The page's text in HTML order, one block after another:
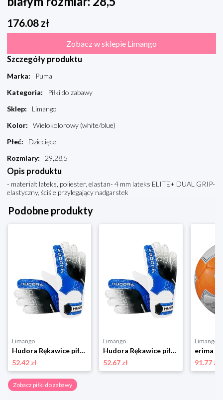
176.08 zł
Zobacz w sklepie Limango
Szczegóły produktu
Marka:
Puma
Kategoria:
Piłki do zabawy
Sklep:
Limango
Kolor:
Wielokolorowy (white/blue)
Płeć:
Dziecięce
Rozmiary: 29,28,5
Opis produktu
- materiał: lateks, poliester, elastan- 4 mm lateks ELITE+ DUAL GRIP-
elastyczny, ściśle przylegający nadgarstek
Podobne produkty
Limango
Hudora Rękawice piłkarskie w kolorze niebiesko-białym rozmiar: S
52.42 zł
Limango
Hudora Rękawice piłkarskie w kolorze niebiesko-białym rozmiar: M
52.67 zł
Limango
91.77 zł
Zobacz piłki do zabawy